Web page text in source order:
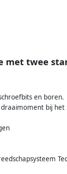
met twee
en boren.
bij het